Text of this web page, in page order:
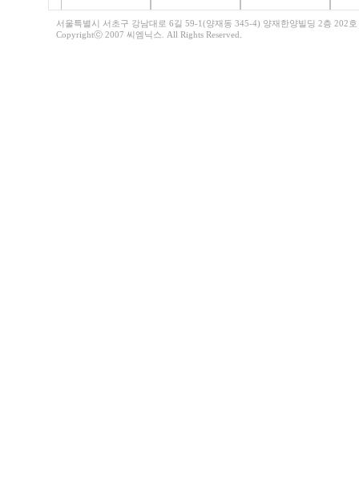
서울특별시 서초구 강남대로 6길 59-1(양재동 345-4) 양재한양빌딩 2층 202
Copyrightⓒ 2007 씨엠닉스. All Rights Reserved